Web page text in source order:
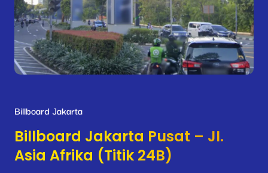
Billboard Jakarta
Billboard Jakarta Pusat – JI.
Asia Afrika (Titik 24B)